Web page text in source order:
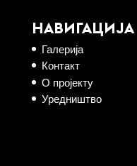
НАВИГАЦИЈА
Галерија
Контакт
О пројекту
Уредништво